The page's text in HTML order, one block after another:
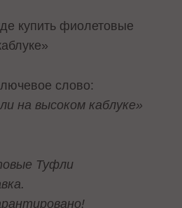
купить фиолетовые
слово:
на высоком каблуке»
Туфли